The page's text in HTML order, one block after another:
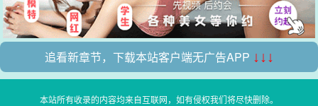
追看新章节，下载本站客户端无广告APP ↓↓↓
本站所有收录的内容均来自互联网，如有侵权我们将尽快删除。